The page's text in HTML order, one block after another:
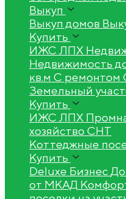
Выкуп
Выкуп домов
Купить
ИЖС ЛПХ
Недвижимость
кв.м С ремонтом
Земельный
Купить
ИЖС ЛПХ
хозяйство СНТ
Коттеджные
Купить
Deluxe Бизнес
от МКАД